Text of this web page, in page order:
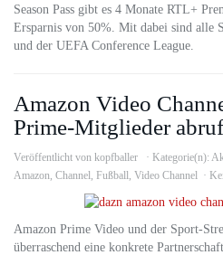
Season Pass gibt es 4 Monate RTL+
Ersparnis von 50%. Mit dabei sind alle
und der UEFA Conference League.
Amazon Video
Prime-Mitglieder
Veröffentlicht von kopfballer Kategorie(n):
Amazon, Channel, Fußball, Video Channel
Amazon Prime Video und der Sport-
überraschend eine konkrete